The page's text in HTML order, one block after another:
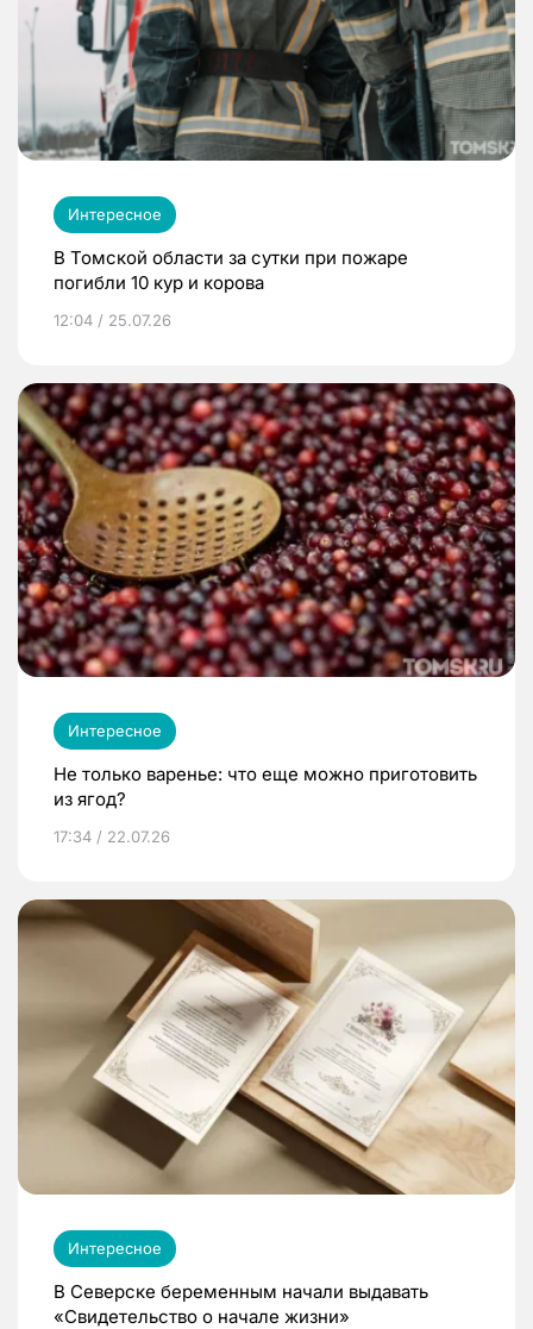
Интересное
В Томской области за сутки при пожаре
погибли 10 кур и корова
12:04 / 25.07.26
Интересное
Не только варенье: что еще можно приготовить
из ягод?
17:34 / 22.07.26
Интересное
В Северске беременным начали выдавать
«Свидетельство о начале жизни»